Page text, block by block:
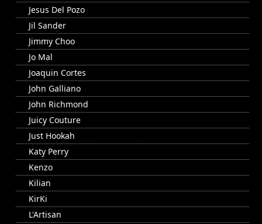
Jesus Del Pozo
Jil Sander
Jimmy Choo
Jo Mal
Joaquin Cortes
John Galliano
John Richmond
Juicy Couture
Just Hookah
Katy Perry
Kenzo
Kilian
KirKi
L'Artisan